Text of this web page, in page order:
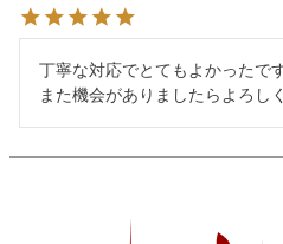
丁寧な対応でとてもよかったで
また機会がありましたらよろし